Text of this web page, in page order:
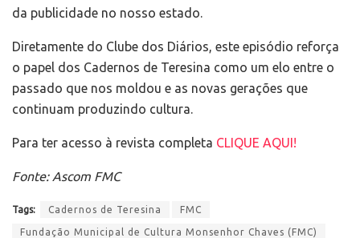
da publicidade no nosso estado.
Diretamente do Clube dos Diários, este episódio reforça
o papel dos Cadernos de Teresina como um elo entre o
passado que nos moldou e as novas gerações que
continuam produzindo cultura.
Para ter acesso à revista completa CLIQUE AQUI!
Fonte: Ascom FMC
Tags: Cadernos de Teresina FMC
Fundação Municipal de Cultura Monsenhor Chaves (FMC)